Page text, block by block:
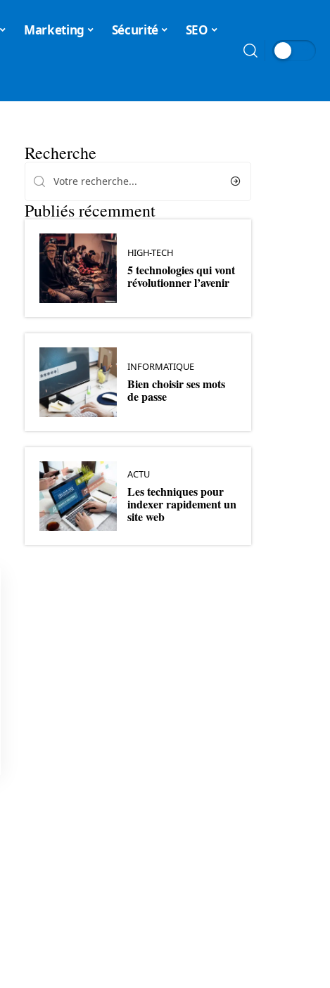
Marketing Sécurité SEO
Recherche
Publiés récemment
HIGH-TECH
5 technologies qui vont
révolutionner l’avenir
INFORMATIQUE
Bien choisir ses mots
de passe
ACTU
Les techniques pour
indexer rapidement un
site web